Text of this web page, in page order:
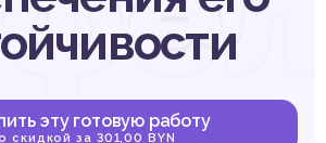
эту готовую работу
скидкой за 301,00 BYN